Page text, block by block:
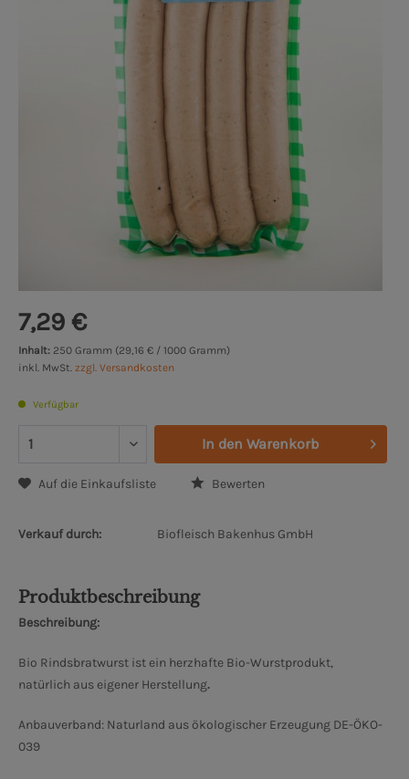
7,29 €
Inhalt: 250 Gramm (29,16 € / 1000 Gramm)
inkl. MwSt. zzgl. Versandkosten
Verfügbar
In den Warenkorb
Auf die Einkaufsliste Bewerten
Verkauf durch: Biofleisch Bakenhus GmbH
Produktbeschreibung
Beschreibung:
Bio Rindsbratwurst ist ein herzhafte Bio-Wurstprodukt,
natürlich aus eigener Herstellung.
Anbauverband: Naturland aus ökologischer Erzeugung DE-ÖKO-
039